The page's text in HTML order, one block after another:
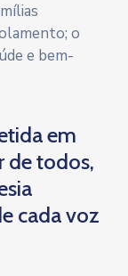
o
e bem-
em
de todos,
cada voz